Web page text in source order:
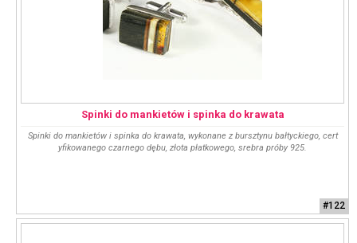
Spinki do mankietów i spinka do krawata
Spinki do mankietów i spinka do krawata, wykonane z bursztynu bałtyckiego, cert
yfikowanego czarnego dębu, złota płatkowego, srebra próby 925.
#122